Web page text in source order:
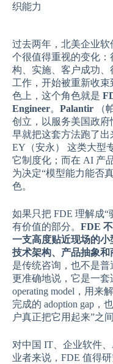
织能力
过去两年，北美企业
个很值得重视的变化
构、实施、客户成功
工作，开始被重新收
色上，这个角色就是
Engineer。 Palantir （
创立，以服务美国政
早就把这套方法跑了出
EY（安永） 这类大型
它制度化；而在 AI 产
为决定“模型能力能否
色。
如果只把 FDE 理解成
有价值的部分。 FDE
一支高度贴近现场的小
技术架构、产品抽象和
是传统咨询，也不是普
更准确地说，它是一
operating model，用来
完成的 adoption gap，
户真正把它用起来”之
对中国 IT、企业软件
业者来说，FDE 值得